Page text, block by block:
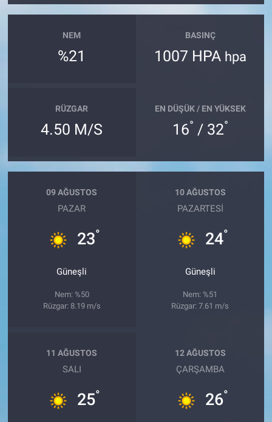
NEM
%21
BASINÇ
1007 HPA hpa
RÜZGAR
4.50 M/S
EN DÜŞÜK / EN YÜKSEK
16° / 32°
09 AĞUSTOS
PAZAR
23°
Güneşli
Nem: %50
Rüzgar: 8.19 m/s
10 AĞUSTOS
PAZARTESI
24°
Güneşli
Nem: %51
Rüzgar: 7.61 m/s
11 AĞUSTOS
SALI
25°
12 AĞUSTOS
ÇARŞAMBA
26°